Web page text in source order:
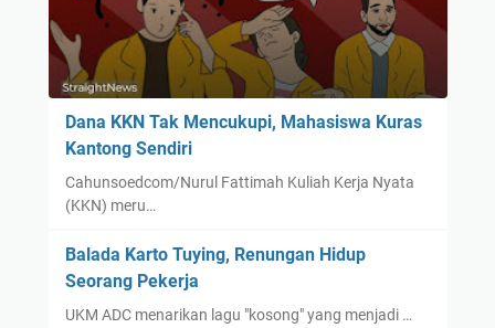
Dana KKN Tak Mencukupi, Mahasiswa Kuras
Kantong Sendiri
Cahunsoedcom/Nurul Fattimah Kuliah Kerja Nyata
(KKN) meru…
Balada Karto Tuying, Renungan Hidup
Seorang Pekerja
UKM ADC menarikan lagu "kosong" yang menjadi …